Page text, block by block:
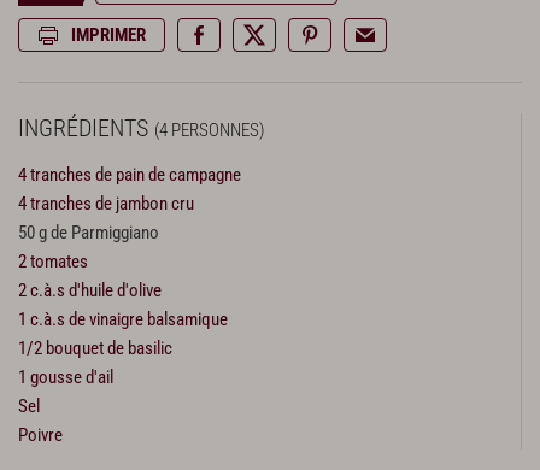
IMPRIMER
INGRÉDIENTS (4 PERSONNES)
4 tranches de pain de campagne
4 tranches de jambon cru
50 g de Parmiggiano
2 tomates
2 c.à.s d'huile d'olive
1 c.à.s de vinaigre balsamique
1/2 bouquet de basilic
1 gousse d'ail
Sel
Poivre